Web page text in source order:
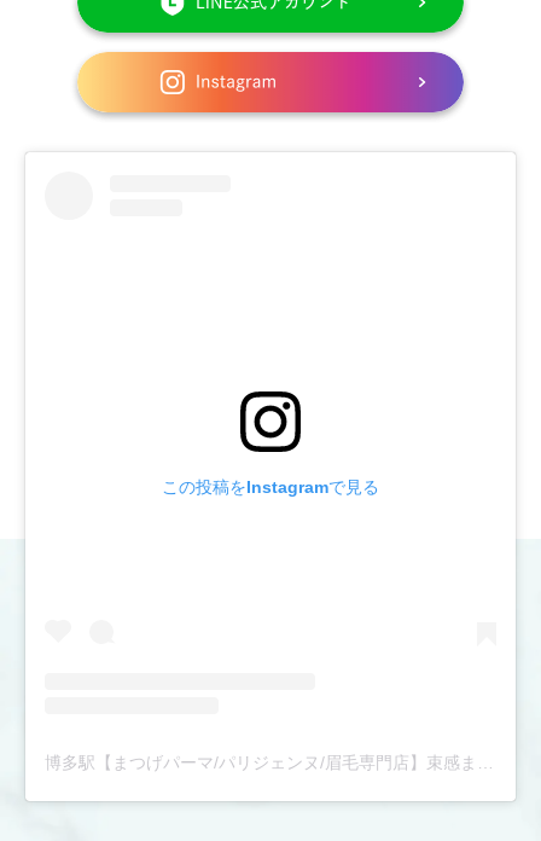
この投稿をInstagramで見る
博多駅【まつげパーマ/パリジェンヌ/眉毛専門店】束感まつ毛パーマ|骨格診断眉スタイリング|完全個室|アンドナイン(@andnine9)がシェアした投稿
は
こ
ち
ら
ン
ス
タ
か
ら